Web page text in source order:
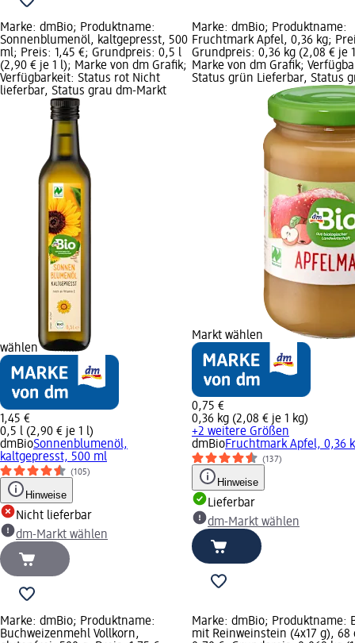
Marke: dmBio; Produktname:
Sonnenblumenöl, kaltgepresst, 500
ml; Preis: 1,45 €; Grundpreis: 0,5 l
(2,90 € je 1 l); Marke von dm Grafik;
Verfügbarkeit: Status rot Nicht
lieferbar, Status grau dm-Markt
wählen
1,45 €
0,5 l (2,90 € je 1 l)
dmBioSonnenblumenöl,
kaltgepresst, 500 ml
(105)
Hinweise
Nicht lieferbar
dm-Markt wählen
Marke: dmBio; Produktname:
Fruchtmark Apfel, 0,36 kg;
Grundpreis: 0,36 kg (2,08 € je
Marke von dm Grafik;
Status grün Lieferbar, Status
Markt wählen
0,75 €
0,36 kg (2,08 € je 1 kg)
+2 weitere Größen
dmBioFruchtmark Apfel, 0,36
(137)
Hinweise
Lieferbar
dm-Markt wählen
Marke: dmBio; Produktname:
Buchweizenmehl Vollkorn,
Marke: dmBio; Produktname:
mit Reinweinstein (4x17 g), 68